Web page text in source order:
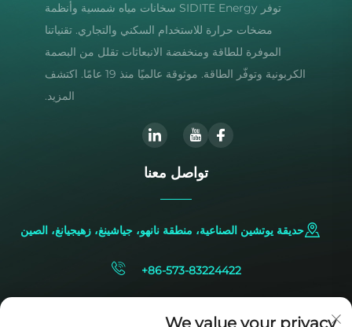
توفر SIDITE Energy سخانات مياه شمسية وأنظمة
مضخات حرارة للاستخدام السكني والتجاري. تقنياتنا
الموفرة للطاقة ومنخفضة الانبعاثات تقلل من البصمة
الكربونية وتوفّر الطاقة. موثوقة عالميًا منذ 19 عامًا. اكتشف
المزيد.
تواصل معنا
حديقة يوتشين الصناعية، منطقة نانهو، جياشينغ، زهيجيانغ، الصين
+86-573-83224422
We value your privacy